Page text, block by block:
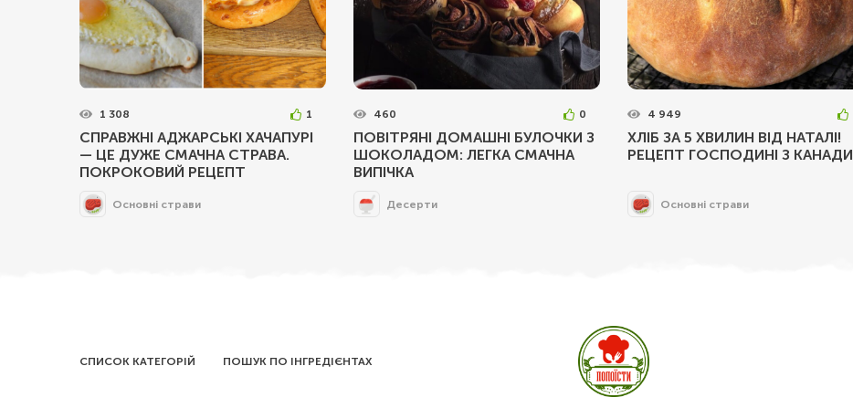
1 308 1
СПРАВЖНІ АДЖАРСЬКІ ХАЧАПУРІ
— ЦЕ ДУЖЕ СМАЧНА СТРАВА.
ПОКРОКОВИЙ РЕЦЕПТ
Основні страви
460 0
ПОВІТРЯНІ ДОМАШНІ БУЛОЧКИ З
ШОКОЛАДОМ: ЛЕГКА СМАЧНА
ВИПІЧКА
Десерти
4 949
ХЛІБ ЗА 5 ХВИЛИН ВІД НАТАЛІ!
РЕЦЕПТ ГОСПОДИНІ З КАНАДИ
Основні страви
СПИСОК КАТЕГОРІЙ ПОШУК ПО ІНГРЕДІЄНТАХ